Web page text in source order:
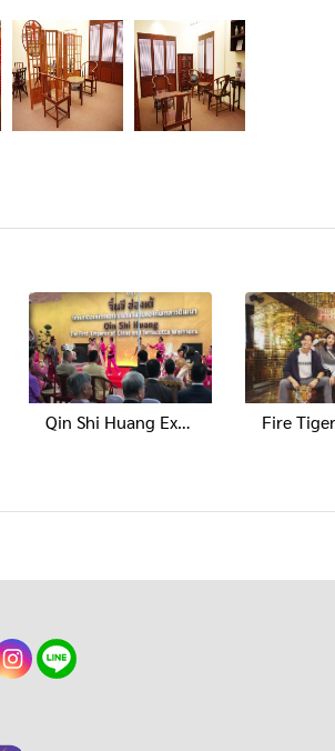
Qin Shi Huang Exhibition, National Museum Bangkok